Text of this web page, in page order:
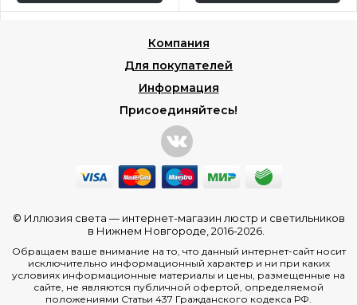
Компания
Для покупателей
Информация
Присоединяйтесь!
© Иллюзия света — интернет-магазин люстр и светильников
в Нижнем Новгороде , 2016-2026.
Обращаем ваше внимание на то, что данный интернет-сайт носит
исключительно информационный характер и ни при каких
условиях информационные материалы и цены, размещенные на
сайте, не являются публичной офертой, определяемой
положениями Статьи 437 Гражданского кодекса РФ.